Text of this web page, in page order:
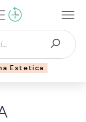
Estetica